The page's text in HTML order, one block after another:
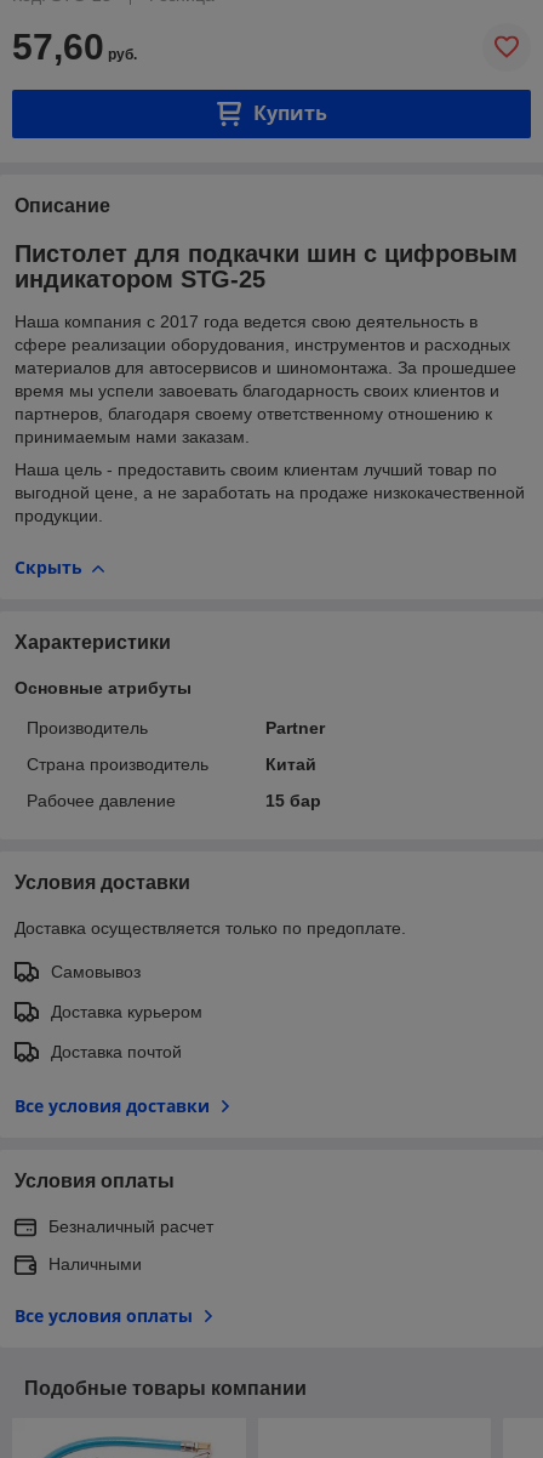
57,60 руб.
Купить
Описание
Пистолет для подкачки шин с цифровым
индикатором STG-25
Наша компания с 2017 года ведется свою деятельность в
сфере реализации оборудования, инструментов и расходных
материалов для автосервисов и шиномонтажа. За прошедшее
время мы успели завоевать благодарность своих клиентов и
партнеров, благодаря своему ответственному отношению к
принимаемым нами заказам.
Наша цель - предоставить своим клиентам лучший товар по
выгодной цене, а не заработать на продаже низкокачественной
продукции.
Скрыть
Характеристики
Основные атрибуты
Производитель
Partner
Страна производитель
Китай
Рабочее давление
15 бар
Условия доставки
Доставка осуществляется только по предоплате.
Самовывоз
Доставка курьером
Доставка почтой
Все условия доставки
Условия оплаты
Безналичный расчет
Наличными
Все условия оплаты
Подобные товары компании